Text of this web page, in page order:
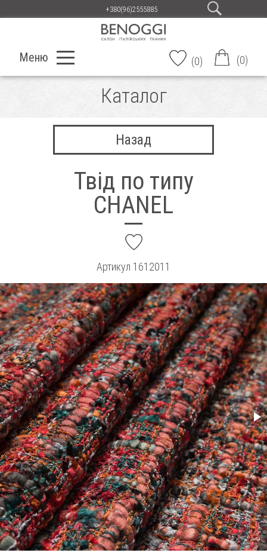
+380(96)2555885
Меню (0) (0)
Каталог
Назад
Твід по типу
CHANEL
Артикул 1612011